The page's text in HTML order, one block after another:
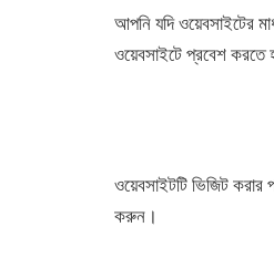
আপনি যদি ওয়েবসাইটের
ওয়েবসাইটে প্রবেশ
ওয়েবসাইটটি ভিজিট করার
করুন।